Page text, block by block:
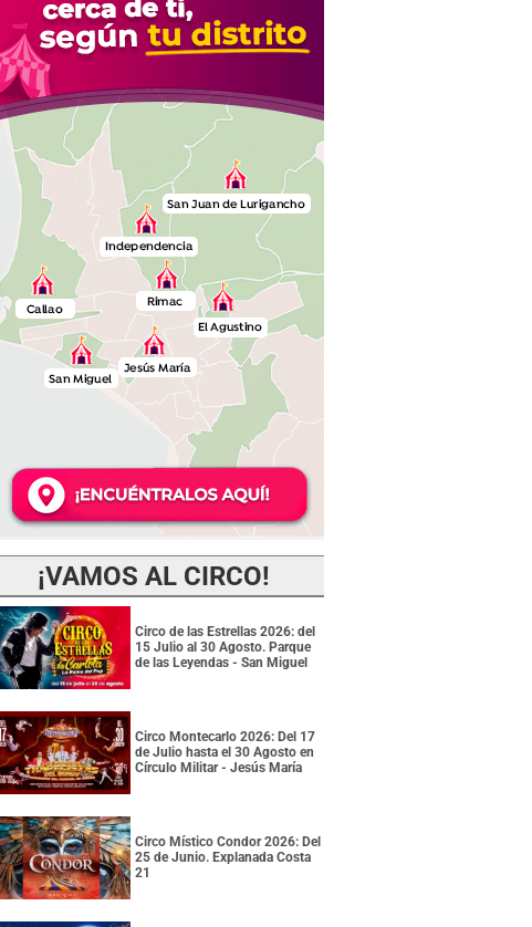
¡VAMOS AL CIRCO!
Circo de las Estrellas 2026: del
15 Julio al 30 Agosto. Parque
de las Leyendas - San Miguel
Circo Montecarlo 2026: Del 17
de Julio hasta el 30 Agosto en
Círculo Militar - Jesús María
Circo Místico Condor 2026: Del
25 de Junio. Explanada Costa
21